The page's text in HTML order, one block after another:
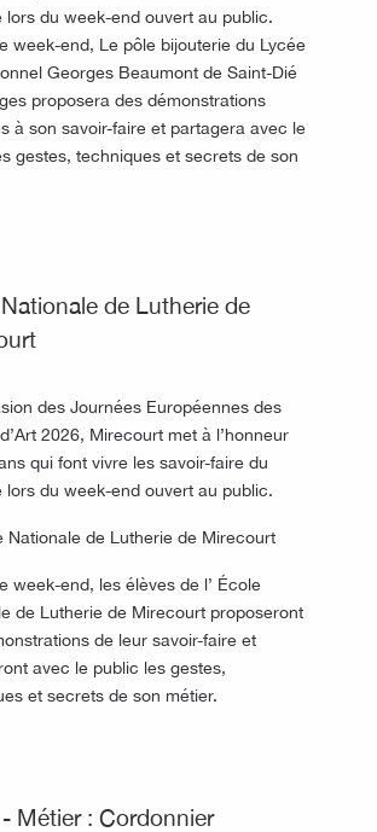
lors du week-end ouvert au public.
week-end, Le pôle bijouterie du Lycée
Georges Beaumont de Saint-Dié
proposera des démonstrations
à son savoir-faire et partagera avec le
gestes, techniques et secrets de son
de Lutherie de
des Journées Européennes des
2026, Mirecourt met à l’honneur
qui font vivre les savoir-faire du
lors du week-end ouvert au public.
Nationale de Lutherie de Mirecourt
week-end, les élèves de l’ École
de Lutherie de Mirecourt proposeront
de leur savoir-faire et
avec le public les gestes,
et secrets de son métier.
Métier : Cordonnier